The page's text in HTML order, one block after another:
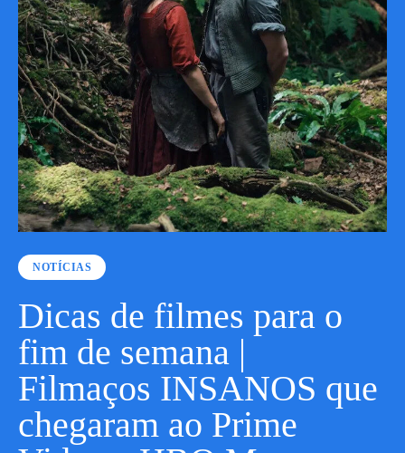
NOTÍCIAS
Dicas de filmes para o
fim de semana |
Filmaços INSANOS que
chegaram ao Prime